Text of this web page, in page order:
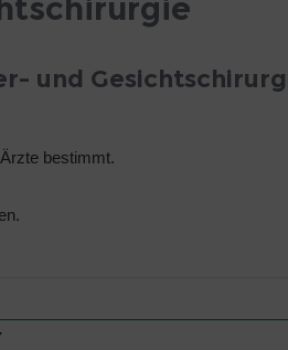
und
bestimmt.